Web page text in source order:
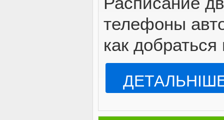
телефоны
как